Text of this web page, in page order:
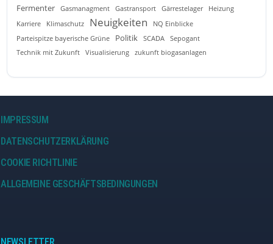
Fermenter Gasmanagment Gastransport Gärrestelager
Heizung
Karriere
Klimaschutz Neuigkeiten
NQ Einblicke
Parteispitze bayerische Grüne
Politik SCADA
Sepogant
Technik mit Zukunft
Visualisierung zukunft biogasanlagen
IMPRESSUM
DATENSCHUTZERKLÄRUNG
COOKIE RICHTLINIE
ALLGEMEINE GESCHÄFTSBEDINGUNGEN